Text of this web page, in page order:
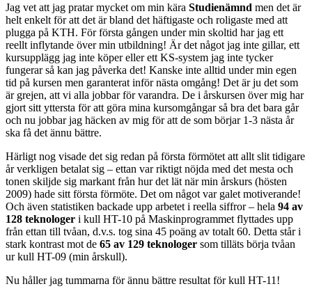
Jag vet att jag pratar mycket om min kära Studienämnd men det är
helt enkelt för att det är bland det häftigaste och roligaste med att
plugga på KTH. För första gången under min skoltid har jag ett
reellt inflytande över min utbildning! Är det något jag inte gillar, ett
kursupplägg jag inte köper eller ett KS-system jag inte tycker
fungerar så kan jag påverka det! Kanske inte alltid under min egen
tid på kursen men garanterat inför nästa omgång! Det är ju det som
är grejen, att vi alla jobbar för varandra. De i årskursen över mig har
gjort sitt yttersta för att göra mina kursomgångar så bra det bara går
och nu jobbar jag häcken av mig för att de som börjar 1-3 nästa år
ska få det ännu bättre.
Härligt nog visade det sig redan på första förmötet att allt slit tidigare
år verkligen betalat sig – ettan var riktigt nöjda med det mesta och
tonen skiljde sig markant från hur det lät när min årskurs (hösten
2009) hade sitt första förmöte. Det om något var galet motiverande!
Och även statistiken backade upp arbetet i reella siffror – hela 94 av
128 teknologer i kull HT-10 på Maskinprogrammet flyttades upp
från ettan till tvåan, d.v.s. tog sina 45 poäng av totalt 60. Detta står i
stark kontrast mot de 65 av 129 teknologer som tilläts börja tvåan
ur kull HT-09 (min årskull).
Nu håller jag tummarna för ännu bättre resultat för kull HT-11!